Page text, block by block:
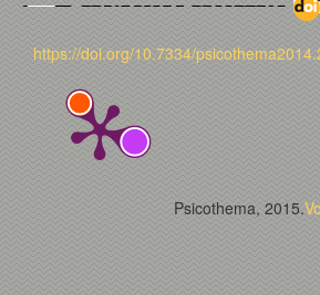
https://doi.org/10.7334/
Psicothema, 2015.